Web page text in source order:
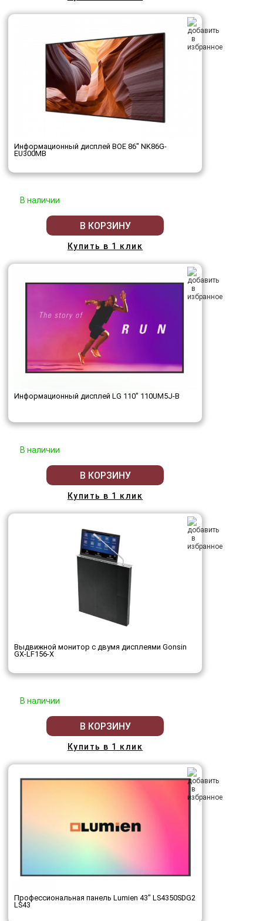
Информационный дисплей BOE 86" NK86G-
EU300MB
В наличии
В КОРЗИНУ
Купить в 1 клик
Информационный дисплей LG 110" 110UM5J-B
В наличии
В КОРЗИНУ
Купить в 1 клик
Выдвижной монитор с двумя дисплеями Gonsin
GX-LF156-X
В наличии
В КОРЗИНУ
Купить в 1 клик
Профессиональная панель Lumien 43" LS4350SDG2
LS43